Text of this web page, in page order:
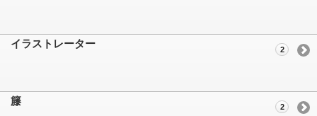
イラストレーター 2
籐 2